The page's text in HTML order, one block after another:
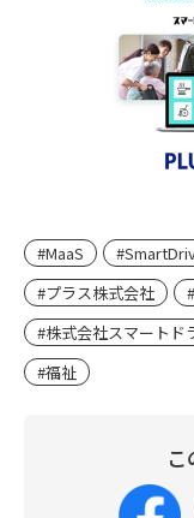
#MaaS
#プラス株式会社
#株式会社スマートド
#福祉